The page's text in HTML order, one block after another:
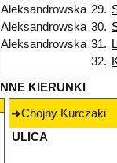
Aleksandrowska 29.
Aleksandrowska 30.
Aleksandrowska 31.
32.
INNE KIERUNKI
Chojny Kurczaki
ULICA